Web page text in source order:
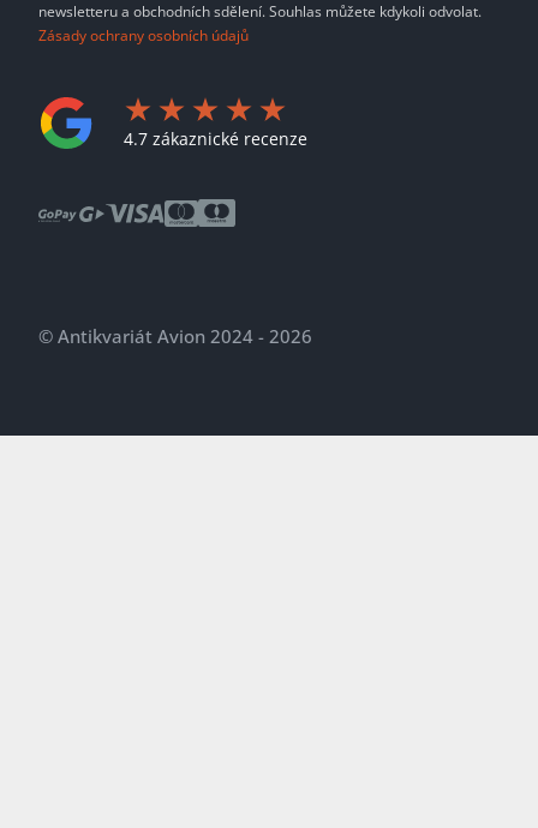
newsletteru a obchodních sdělení. Souhlas můžete kdykoli odvolat.
Zásady ochrany osobních údajů
4.7 zákaznické recenze
© Antikvariát Avion 2024 - 2026